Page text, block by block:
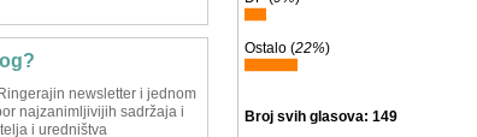
Ostalo (22%)
Broj svih glasova: 149